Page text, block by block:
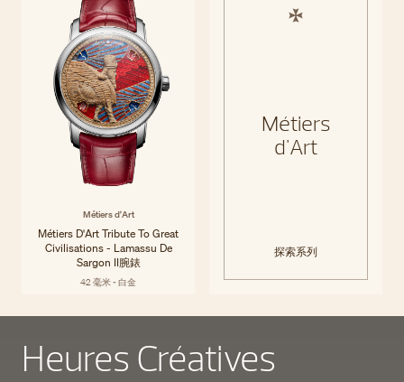
Métiers d'Art
Métiers D'Art Tribute To Great
Civilisations - Lamassu De
Sargon II腕錶
42 毫米 - 白金
Métiers
d'Art
探索系列
Heures Créatives